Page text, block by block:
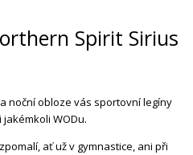
Spirit Sirius
noční obloze vás sportovní legíny
WODu.
ať už v gymnastice, ani při